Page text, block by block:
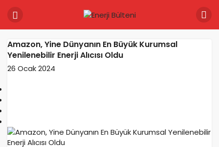
Amazon, Yine Dünyanın En Büyük Kurumsal
Yenilenebilir Enerji Alıcısı Oldu
26 Ocak 2024